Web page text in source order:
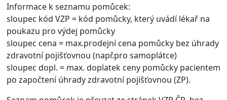
Informace k seznamu pomůcek:
sloupec kód VZP = kód pomůcky, který uvádí lékař na
poukazu pro výdej pomůcky
sloupec cena = max.prodejní cena pomůcky bez úhrady
zdravotní pojišťovnou (např.pro samoplátce)
sloupec dopl. = max. doplatek ceny pomůcky pacientem
po započtení úhrady zdravotní pojišťovnou (ZP).